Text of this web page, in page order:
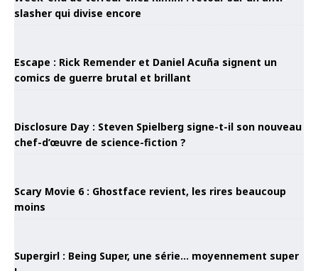
slasher qui divise encore
Escape : Rick Remender et Daniel Acuña signent un
comics de guerre brutal et brillant
Disclosure Day : Steven Spielberg signe-t-il son nouveau
chef-d’œuvre de science-fiction ?
Scary Movie 6 : Ghostface revient, les rires beaucoup
moins
Supergirl : Being Super, une série… moyennement super